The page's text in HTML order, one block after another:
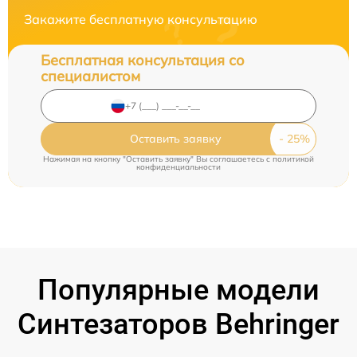
Закажите бесплатную консультацию
Бесплатная консультация со
специалистом
Оставить заявку
Нажимая на кнопку "Оставить заявку" Вы соглашаетесь cполитикой
конфиденциальности
Популярные модели
Синтезаторов Behringer